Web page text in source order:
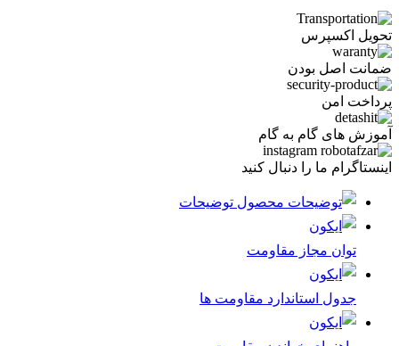
تحویل اکسپرس
ضمانت اصل بودن
پرداخت امن
آموزش های گام به گام
اینستاگرام ما را دنبال کنید
توضیحات
توان مجاز مقاومت
جدول استاندارد مقاومت ها